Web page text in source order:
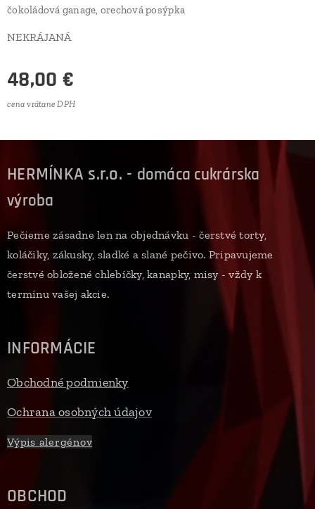
čokoládová ganage, orechová posýpka
NEKRÁJANÁ
48,00 €
cena vrátane DPH
HERMÍNKA s.r.o. - domáca cukrárska
výroba
Pečieme zásadne len na objednávku - čerstvé torty,
koláčiky, zákusky, sladké a slané pečivo. Pripavujeme
čerstvé obložené chlebíčky, kanapky, misy - vždy k
termínu vašej akcie.
INFORMÁCIE
Obchodné podmienky
Ochrana osobných údajov
Výpis alergénov
OBCHOD